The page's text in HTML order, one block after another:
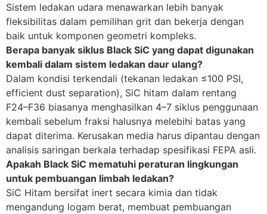
Sistem ledakan udara menawarkan lebih banyak
fleksibilitas dalam pemilihan grit dan bekerja dengan
baik untuk komponen geometri kompleks.
Berapa banyak siklus Black SiC yang dapat digunakan
kembali dalam sistem ledakan daur ulang?
Dalam kondisi terkendali (tekanan ledakan ≤100 PSI,
efficient dust separation), SiC hitam dalam rentang
F24–F36 biasanya menghasilkan 4–7 siklus penggunaan
kembali sebelum fraksi halusnya melebihi batas yang
dapat diterima. Kerusakan media harus dipantau dengan
analisis saringan berkala terhadap spesifikasi FEPA asli.
Apakah Black SiC mematuhi peraturan lingkungan
untuk pembuangan limbah ledakan?
SiC Hitam bersifat inert secara kimia dan tidak
mengandung logam berat, membuat pembuangan